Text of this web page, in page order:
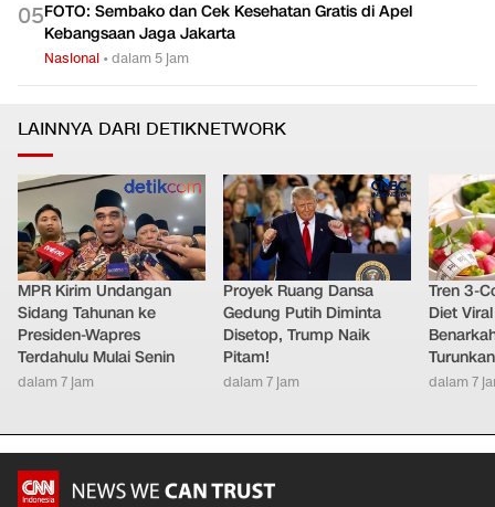
05FOTO: Sembako dan Cek Kesehatan Gratis di Apel
Kebangsaan Jaga Jakarta
Nasional •dalam 5 jam
LAINNYA DARI DETIKNETWORK
MPR Kirim Undangan
Sidang Tahunan ke
Presiden-Wapres
Terdahulu Mulai Senin
dalam 7 jam
Proyek Ruang Dansa
Gedung Putih Diminta
Disetop, Trump Naik
Pitam!
dalam 7 jam
Tren 3-
Diet
dalam 7